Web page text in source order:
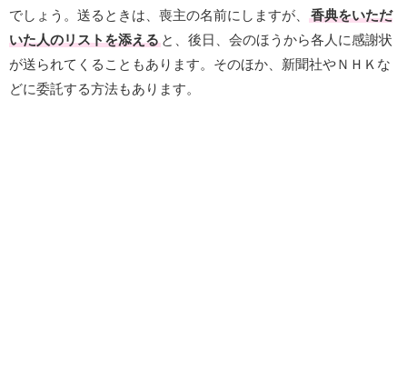
でしょう。送るときは、喪主の名前にしますが、
香典をいただ
いた人のリストを添えると、後日、会のほうから各人に感謝状
が送られてくることもあります。そのほか、新聞社やＮＨＫな
どに委託する方法もあります。